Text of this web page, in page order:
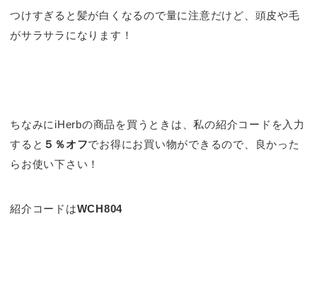
つけすぎると髪が白くなるので量に注意だけど、頭皮や毛
がサラサラになります！
ちなみにiHerbの商品を買うときは、私の紹介コードを入力
すると ５％オフでお得にお買い物ができるので、良かった
らお使い下さい！
紹介コードはWCH804